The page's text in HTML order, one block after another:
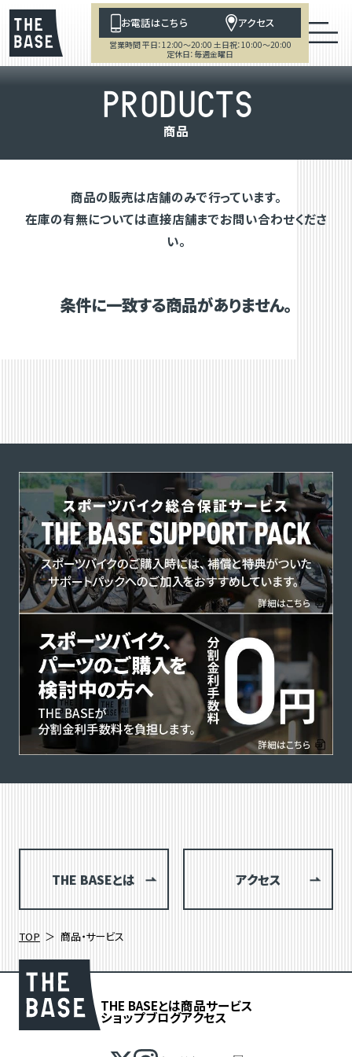
お電話はこちら アクセス
営業時間 平日：12:00～20:00 土日祝：10:00～20:00
定休日：毎週金曜日
PRODUCTS
商品
商品の販売は店舗のみで行っています。
在庫の有無については直接店舗までお問い合わせくださ
い。
条件に一致する商品がありません。
THE BASEとは アクセス
TOP 商品・サービス
THE BASEとは商品サービス
ショップブログアクセス